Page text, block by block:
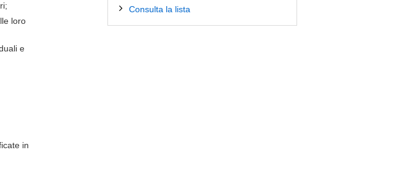
loro
e
in
Consulta la lista